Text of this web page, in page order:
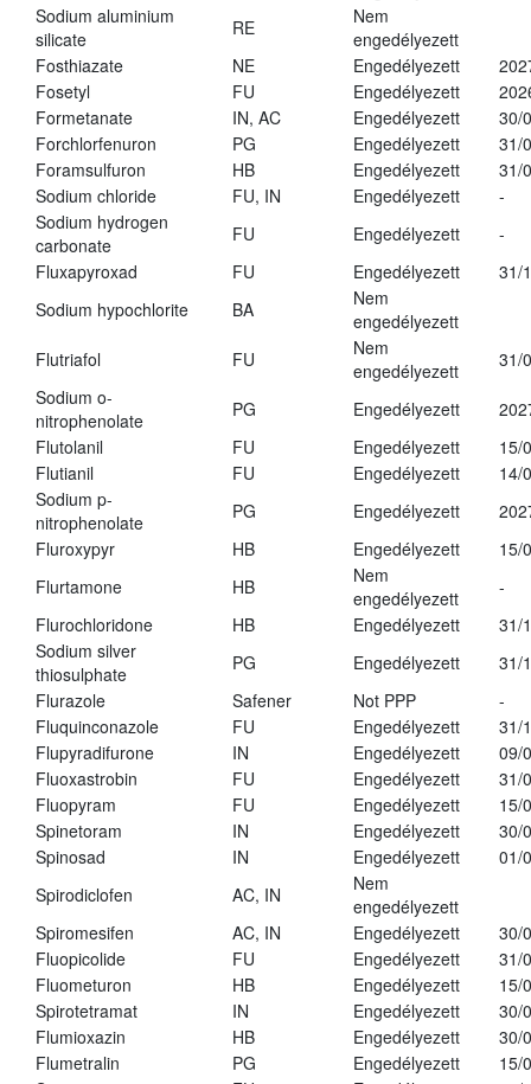
Sodium aluminium
silicate
RE
Nem
engedélyezett
Fosthiazate
NE Engedélyezett
Fosetyl
FU Engedélyezett
Formetanate
IN, AC Engedélyezett
30/
Forchlorfenuron
PG Engedélyezett
31/
Foramsulfuron
HB Engedélyezett
31/
Sodium chloride
FU, IN Engedélyezett
-
Sodium hydrogen
carbonate
FU Engedélyezett
-
Fluxapyroxad
FU Engedélyezett
31/
Sodium hypochlorite
BA
Nem
engedélyezett
Flutriafol
FU
Nem
engedélyezett
31/
Sodium o-
nitrophenolate
PG Engedélyezett
Flutolanil
FU Engedélyezett
15/
Flutianil
FU Engedélyezett
14/
Sodium p-
nitrophenolate
PG Engedélyezett
Fluroxypyr
HB Engedélyezett
15/
Flurtamone
HB
Nem
engedélyezett
-
Flurochloridone
HB Engedélyezett
31/
Sodium silver
thiosulphate
PG Engedélyezett
31/
Flurazole
Safener Not PPP
-
Fluquinconazole
FU Engedélyezett
31/
Flupyradifurone
IN Engedélyezett
09/
Fluoxastrobin
FU Engedélyezett
31/
Fluopyram
FU Engedélyezett
15/
Spinetoram
IN Engedélyezett
30/
Spinosad
IN Engedélyezett
01/
Spirodiclofen
AC, IN
Nem
engedélyezett
Spiromesifen
AC, IN Engedélyezett
30/
Fluopicolide
FU Engedélyezett
31/
Fluometuron
HB Engedélyezett
15/
Spirotetramat
IN Engedélyezett
30/
Flumioxazin
HB Engedélyezett
30/
Flumetralin
PG Engedélyezett
15/